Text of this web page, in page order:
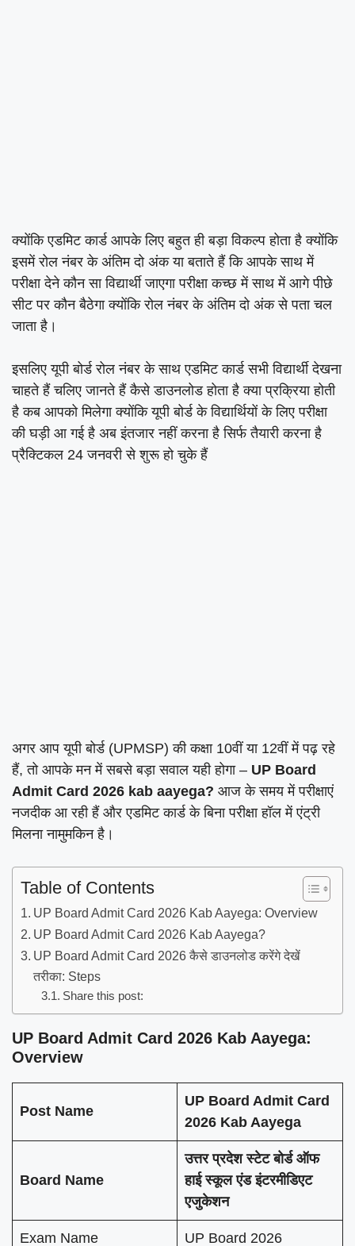
क्योंकि एडमिट कार्ड आपके लिए बहुत ही बड़ा विकल्प होता है क्योंकि
इसमें रोल नंबर के अंतिम दो अंक या बताते हैं कि आपके साथ में
परीक्षा देने कौन सा विद्यार्थी जाएगा परीक्षा कच्छ में साथ में आगे पीछे
सीट पर कौन बैठेगा क्योंकि रोल नंबर के अंतिम दो अंक से पता चल
जाता है।
इसलिए यूपी बोर्ड रोल नंबर के साथ एडमिट कार्ड सभी विद्यार्थी देखना
चाहते हैं चलिए जानते हैं कैसे डाउनलोड होता है क्या प्रक्रिया होती
है कब आपको मिलेगा क्योंकि यूपी बोर्ड के विद्यार्थियों के लिए परीक्षा
की घड़ी आ गई है अब इंतजार नहीं करना है सिर्फ तैयारी करना है
प्रैक्टिकल 24 जनवरी से शुरू हो चुके हैं
अगर आप यूपी बोर्ड (UPMSP) की कक्षा 10वीं या 12वीं में पढ़ रहे
हैं, तो आपके मन में सबसे बड़ा सवाल यही होगा – UP Board
Admit Card 2026 kab aayega? आज के समय में परीक्षाएं
नजदीक आ रही हैं और एडमिट कार्ड के बिना परीक्षा हॉल में एंट्री
मिलना नामुमकिन है।
Table of Contents
UP Board Admit Card 2026 Kab Aayega: Overview
UP Board Admit Card 2026 Kab Aayega?
UP Board Admit Card 2026 कैसे डाउनलोड करेंगे देखें
तरीका: Steps
Share this post:
UP Board Admit Card 2026 Kab Aayega:
Overview
Post Name
UP Board Admit Card
2026 Kab Aayega
Board Name
उत्तर प्रदेश स्टेट बोर्ड ऑफ
हाई स्कूल एंड इंटरमीडिएट
एजुकेशन
Exam Name UP Board 2026